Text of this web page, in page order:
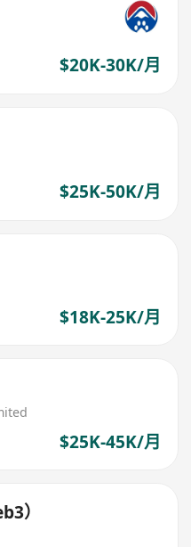
$20K-30K/月
$25K-50K/月
$18K-25K/月
$25K-45K/月
）